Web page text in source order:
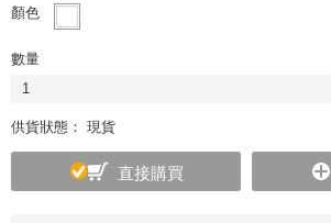
顏色
數量
1
供貨狀態： 現貨
直接購買